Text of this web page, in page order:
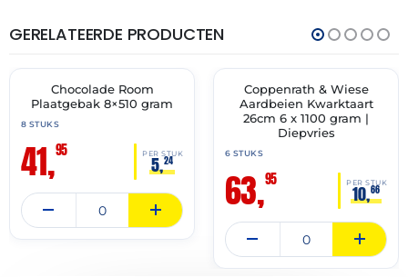
GERELATEERDE PRODUCTEN
✓ VAST ASSORTIMENT
THT:
30-
Chocolade Room
Plaatgebak 8×510 gram
8 STUKS
41,95 PER STUK
5,24
✓ VAST ASSORTIMENT
Coppenrath & Wiese
Aardbeien Kwarktaart
26cm 6 x 1100 gram |
Diepvries
6 STUKS
63,95 PER STUK
10,66